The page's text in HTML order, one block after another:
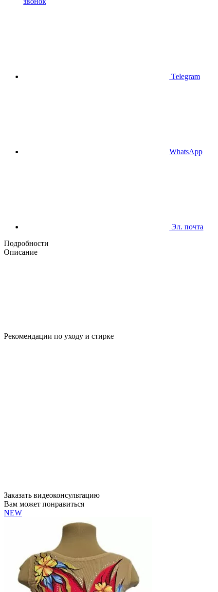
Telegram
WhatsApp
Эл. почта
Подробности
Описание
Рекомендации по уходу и стирке
Заказать видеоконсультацию
Вам может понравиться
NEW